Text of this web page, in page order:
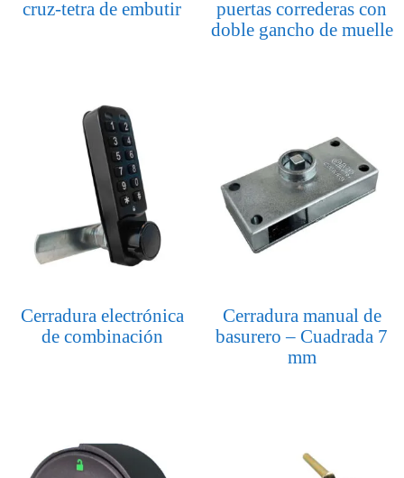
cruz-tetra de embutir
puertas correderas con
doble gancho de muelle
Cerradura electrónica
de combinación
Cerradura manual de
basurero – Cuadrada 7
mm